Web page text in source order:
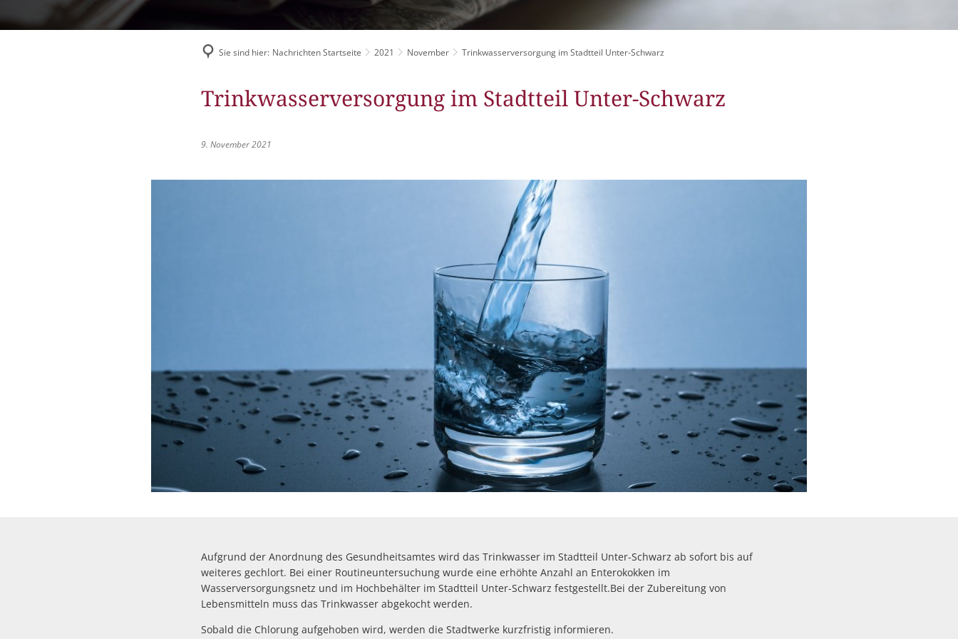
Stadtradeln
Bürgerhaus
Fahrpläne
Müllabfuhr Schlitzer Geschichten
Sie sind hier: Nachrichten Startseite 2021 November Trinkwasserversorgung im Stadtteil Unter-Schwarz
Trinkwasserversorgung im Stadtteil Unter-Schwarz
9. November 2021
Aufgrund der Anordnung des Gesundheitsamtes wird das Trinkwasser im Stadtteil Unter-Schwarz ab sofort bis auf
weiteres gechlort. Bei einer Routineuntersuchung wurde eine erhöhte Anzahl an Enterokokken im
Wasserversorgungsnetz und im Hochbehälter im Stadtteil Unter-Schwarz festgestellt.Bei der Zubereitung von
Lebensmitteln muss das Trinkwasser abgekocht werden.
Sobald die Chlorung aufgehoben wird, werden die Stadtwerke kurzfristig informieren.